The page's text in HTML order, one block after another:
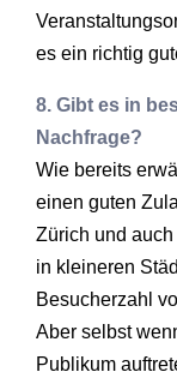
es ein richtig
8. Gibt es in
Nachfrage?
Wie bereits
einen guten
Zürich und
in kleineren
Besucherzahl
Aber selbst
Publikum